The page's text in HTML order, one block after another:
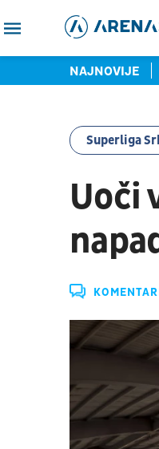
NAJNOVIJE
veliki povratak?
Superliga
Uoči